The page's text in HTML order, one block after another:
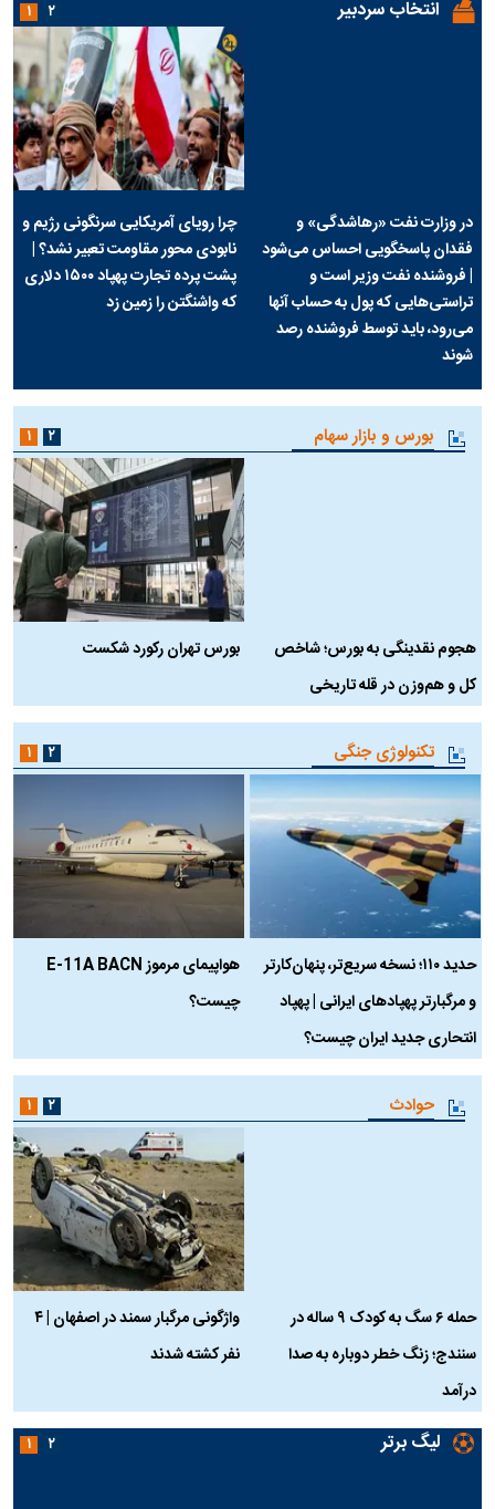
انتخاب سردبیر
در وزارت نفت «رهاشدگی» و
فقدان پاسخگویی احساس می‌شود
| فروشنده نفت وزیر است و
تراستی‌هایی که پول به حساب آنها
می‌رود، باید توسط فروشنده رصد
شوند
چرا رویای آمریکایی سرنگونی رژیم و
نابودی محور مقاومت تعبیر نشد؟ |
پشت پرده تجارت پهپاد‌ ۱۵۰۰ دلاری
که واشنگتن را زمین زد
۱ ۲
بورس و بازار سهام
هجوم نقدینگی به بورس؛ شاخص
کل و هم‌وزن در قله تاریخی
بورس تهران رکورد شکست
۱ ۲
تکنولوژی جنگی
حدید ۱۱۰؛ نسخه سریع‌تر، پنهان‌کارتر
و مرگبارتر پهپادهای ایرانی | پهپاد
انتحاری جدید ایران چیست؟
هواپیمای مرموز E-11A BACN
چیست؟
۱ ۲
حوادث
حمله ۶ سگ به کودک ۹ ساله در
سنندج؛ زنگ خطر دوباره به صدا
درآمد
واژگونی مرگبار سمند در اصفهان | ۴
نفر کشته شدند
۱ ۲
لیگ برتر ۱ ۲